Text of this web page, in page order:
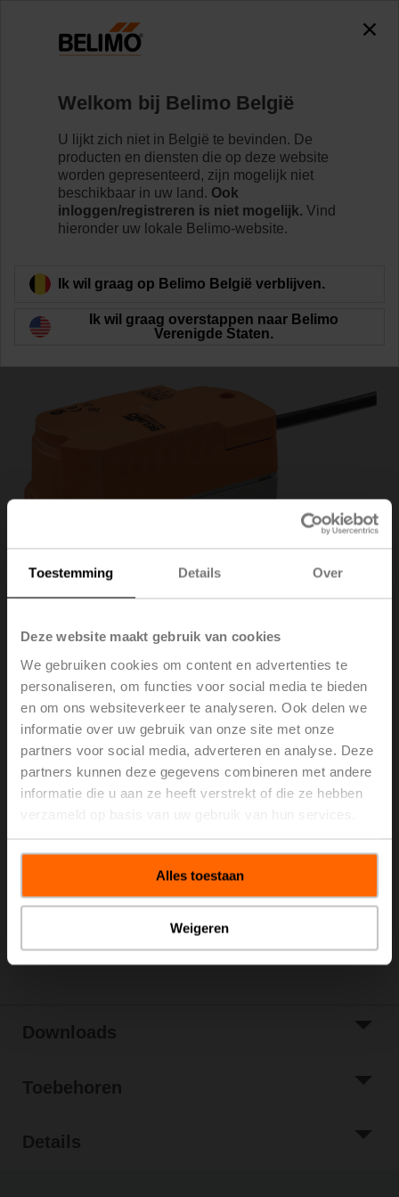
Toestemming Details Over
Deze website maakt gebruik van cookies
We gebruiken cookies om content en advertenties te
personaliseren, om functies voor social media te bieden
en om ons websiteverkeer te analyseren. Ook delen we
informatie over uw gebruik van onze site met onze
partners voor social media, adverteren en analyse. Deze
partners kunnen deze gegevens combineren met andere
informatie die u aan ze heeft verstrekt of die ze hebben
Alles toestaan
Weigeren
CQK230A
Meer informatie
Terug naar product categorie
CQK230A
Roterende aandrijving met veiligheidsfunctie
(ZoneTight) NC, 1 Nm, AC 100...240 V, open/dicht, 75 s,
IP40
projectlijst
Downloads
Toebehoren
Details
Welkom bij Belimo België
U lijkt zich niet in België te bevinden. De
producten en diensten die op deze website
worden gepresenteerd, zijn mogelijk niet
beschikbaar in uw land. Ook
inloggen/registreren is niet mogelijk. Vind
hieronder uw lokale Belimo-website.
Ik wil graag op Belimo België verblijven.
Ik wil graag overstappen naar Belimo
Verenigde Staten.